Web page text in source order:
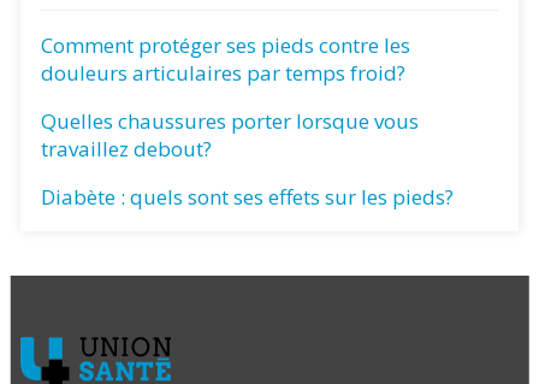
Comment protéger ses pieds contre les
douleurs articulaires par temps froid?
Quelles chaussures porter lorsque vous
travaillez debout?
Diabète : quels sont ses effets sur les pieds?